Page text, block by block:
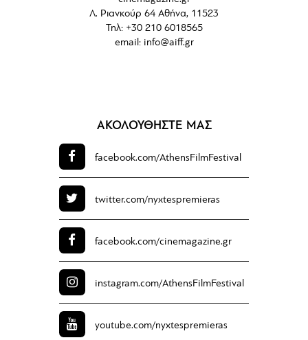
Λ. Ριανκούρ 64 Αθήνα, 11523
Τηλ: +30 210 6018565
email: info@aiff.gr
ΑΚΟΛΟΥΘΗΣΤΕ ΜΑΣ
facebook.com/AthensFilmFestival
twitter.com/nyxtespremieras
facebook.com/cinemagazine.gr
instagram.com/AthensFilmFestival
youtube.com/nyxtespremieras